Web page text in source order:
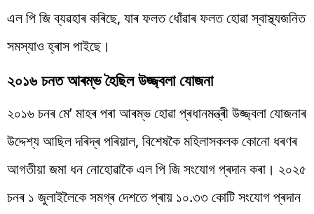
এল পি জি ব্যৱহাৰ কৰিছে, যাৰ ফলত ধোঁৱাৰ ফলত হোৱা স্বাস্থ্যজনিত
সমস্যাও হ্ৰাস পাইছে।
২০১৬ চনত আৰম্ভ হৈছিল উজ্জ্বলা যোজনা
২০১৬ চনৰ মে’ মাহৰ পৰা আৰম্ভ হোৱা প্ৰধানমন্ত্ৰী উজ্জ্বলা যোজনাৰ
উদ্দেশ্য আছিল দৰিদ্ৰ পৰিয়াল, বিশেষকৈ মহিলাসকলক কোনো ধৰণৰ
আগতীয়া জমা ধন নোহোৱাকৈ এল পি জি সংযোগ প্ৰদান কৰা। ২০২৫
চনৰ ১ জুলাইলৈকে সমগ্ৰ দেশতে প্ৰায় ১০.৩৩ কোটি সংযোগ প্ৰদান